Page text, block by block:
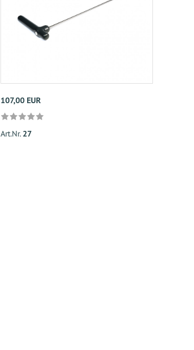
107,00 EUR
Art.Nr. 27